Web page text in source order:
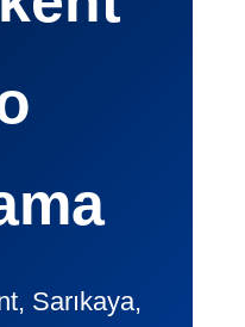
Sarıkaya,